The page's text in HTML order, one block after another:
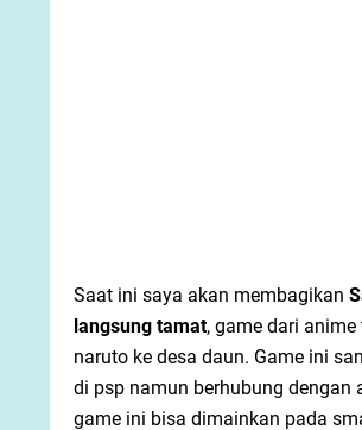
Saat ini saya akan membagikan
langsung tamat, game dari
naruto ke desa daun. Game ini
di psp namun berhubung
game ini bisa dimainkan pada